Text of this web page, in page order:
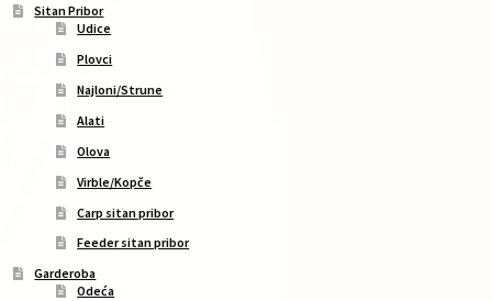
Sitan Pribor
Udice
Plovci
Najloni/Strune
Alati
Olova
Virble/Kopče
Carp sitan pribor
Feeder sitan pribor
Garderoba
Odeća